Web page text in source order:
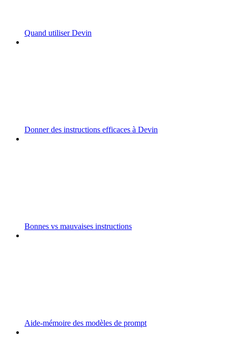
Quand utiliser Devin
Donner des instructions efficaces à Devin
Bonnes vs mauvaises instructions
Aide-mémoire des modèles de prompt